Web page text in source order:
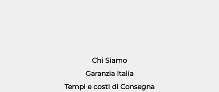
Chi Siamo
Garanzia Italia
Tempi e costi di Consegna